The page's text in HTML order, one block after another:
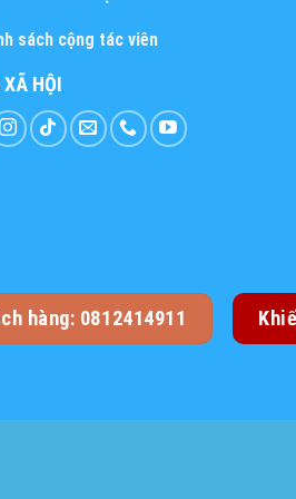
sách cộng tác viên
HỘI
hàng: 0812414911